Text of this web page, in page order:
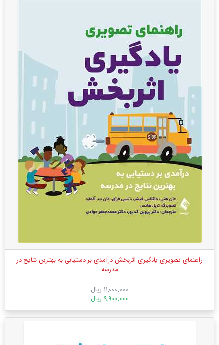
راهنمای تصویری یادگیری اثربخش درآمدی بر دستیابی به بهترین نتایج در
مدرسه
11,000,000 ریال
9,900,000 ریال